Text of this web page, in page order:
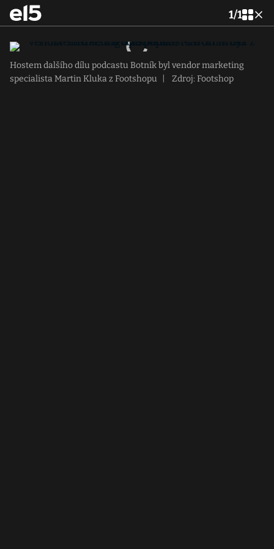
1/1
Hostem dalšího dílu podcastu Botník byl vendor marketing
specialista Martin Kluka z Footshopu
Zdroj: Footshop